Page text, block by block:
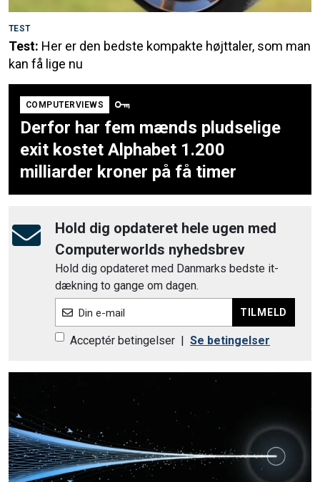
TEST
Test: Her er den bedste kompakte højttaler, som man
kan få lige nu
COMPUTERVIEWS
Derfor har fem mænds pludselige
exit kostet Alphabet 1.200
milliarder kroner på få timer
Hold dig opdateret hele ugen med
Computerworlds nyhedsbrev
Hold dig opdateret med Danmarks bedste it-
dækning to gange om dagen.
Din e-mail TILMELD
Acceptér betingelser Se betingelser